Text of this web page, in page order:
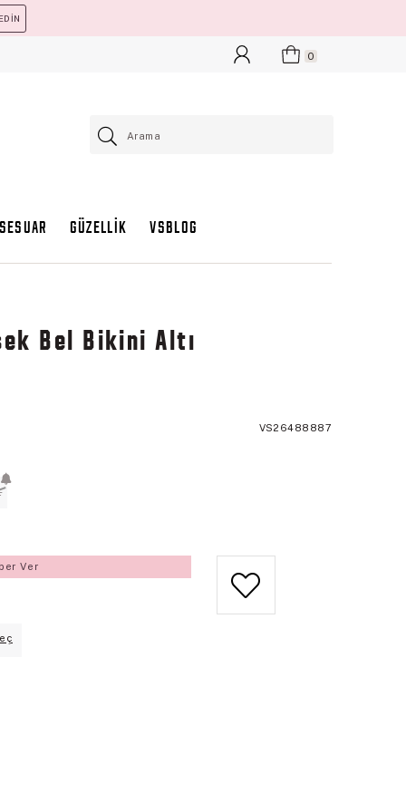
0
GÜZELLİK VSBLOG
Bel Bikini Altı
VS26488887
Ver